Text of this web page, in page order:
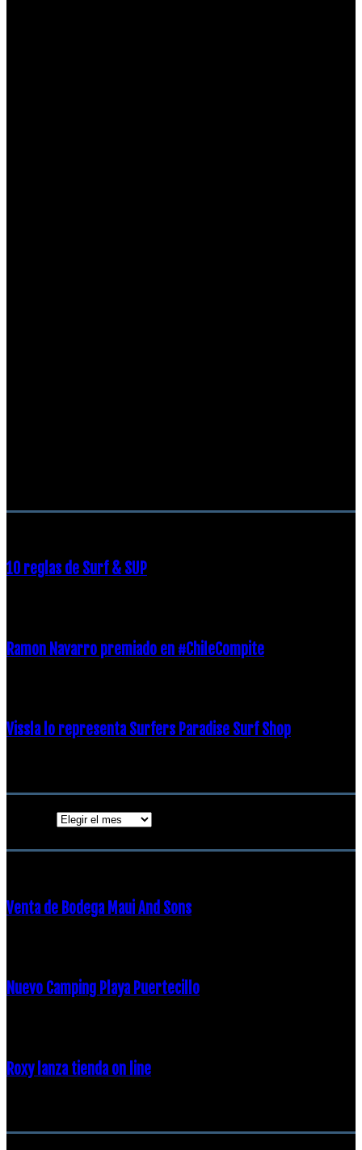
10 reglas de Surf & SUP
Ramon Navarro premiado en #ChileCompite
Vissla lo representa Surfers Paradise Surf Shop
Venta de Bodega Maui And Sons
Nuevo Camping Playa Puertecillo
Roxy lanza tienda on line